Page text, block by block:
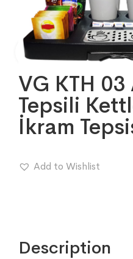
VG KTH
Tepsili
İkram
Add to Wishlist
Description